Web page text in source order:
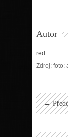
Autor
red
Zdroj: foto:
←